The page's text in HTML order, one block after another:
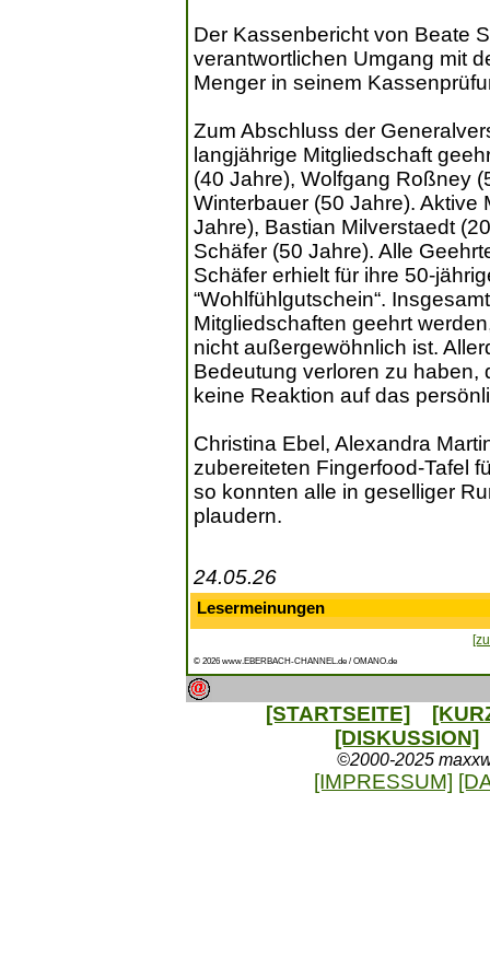
Der Kassenbericht von Beate
verantwortlichen Umgang mit
Menger in seinem
Zum Abschluss der
langjährige Mitgliedschaft
(40 Jahre), Wolfgang Roßney
Winterbauer (50 Jahre). Aktive
Jahre), Bastian Milverstaedt
Schäfer (50 Jahre). Alle
Schäfer erhielt für ihre 50-
“Wohlfühlgutschein“.
Mitgliedschaften geehrt
nicht außergewöhnlich ist.
Bedeutung verloren zu haben,
keine Reaktion auf das
Christina Ebel, Alexandra
zubereiteten Fingerfood-Tafel
so konnten alle in geselliger
plaudern.
24.05.26
Lesermeinungen
© 2026 www.EBERBACH-CHANNEL.de / OMANO.de
[STARTSEITE]
[DISKUSSION]
©2000-2025
[IMPRESSUM]